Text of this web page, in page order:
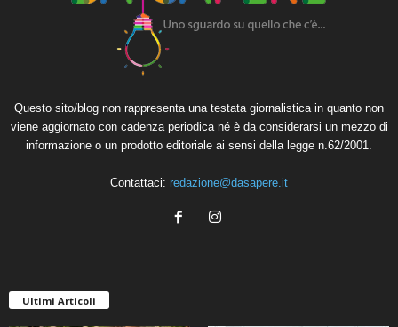
Questo sito/blog non rappresenta una testata giornalistica in quanto non
viene aggiornato con cadenza periodica né è da considerarsi un mezzo di
informazione o un prodotto editoriale ai sensi della legge n.62/2001.
Contattaci: redazione@dasapere.it
Ultimi Articoli